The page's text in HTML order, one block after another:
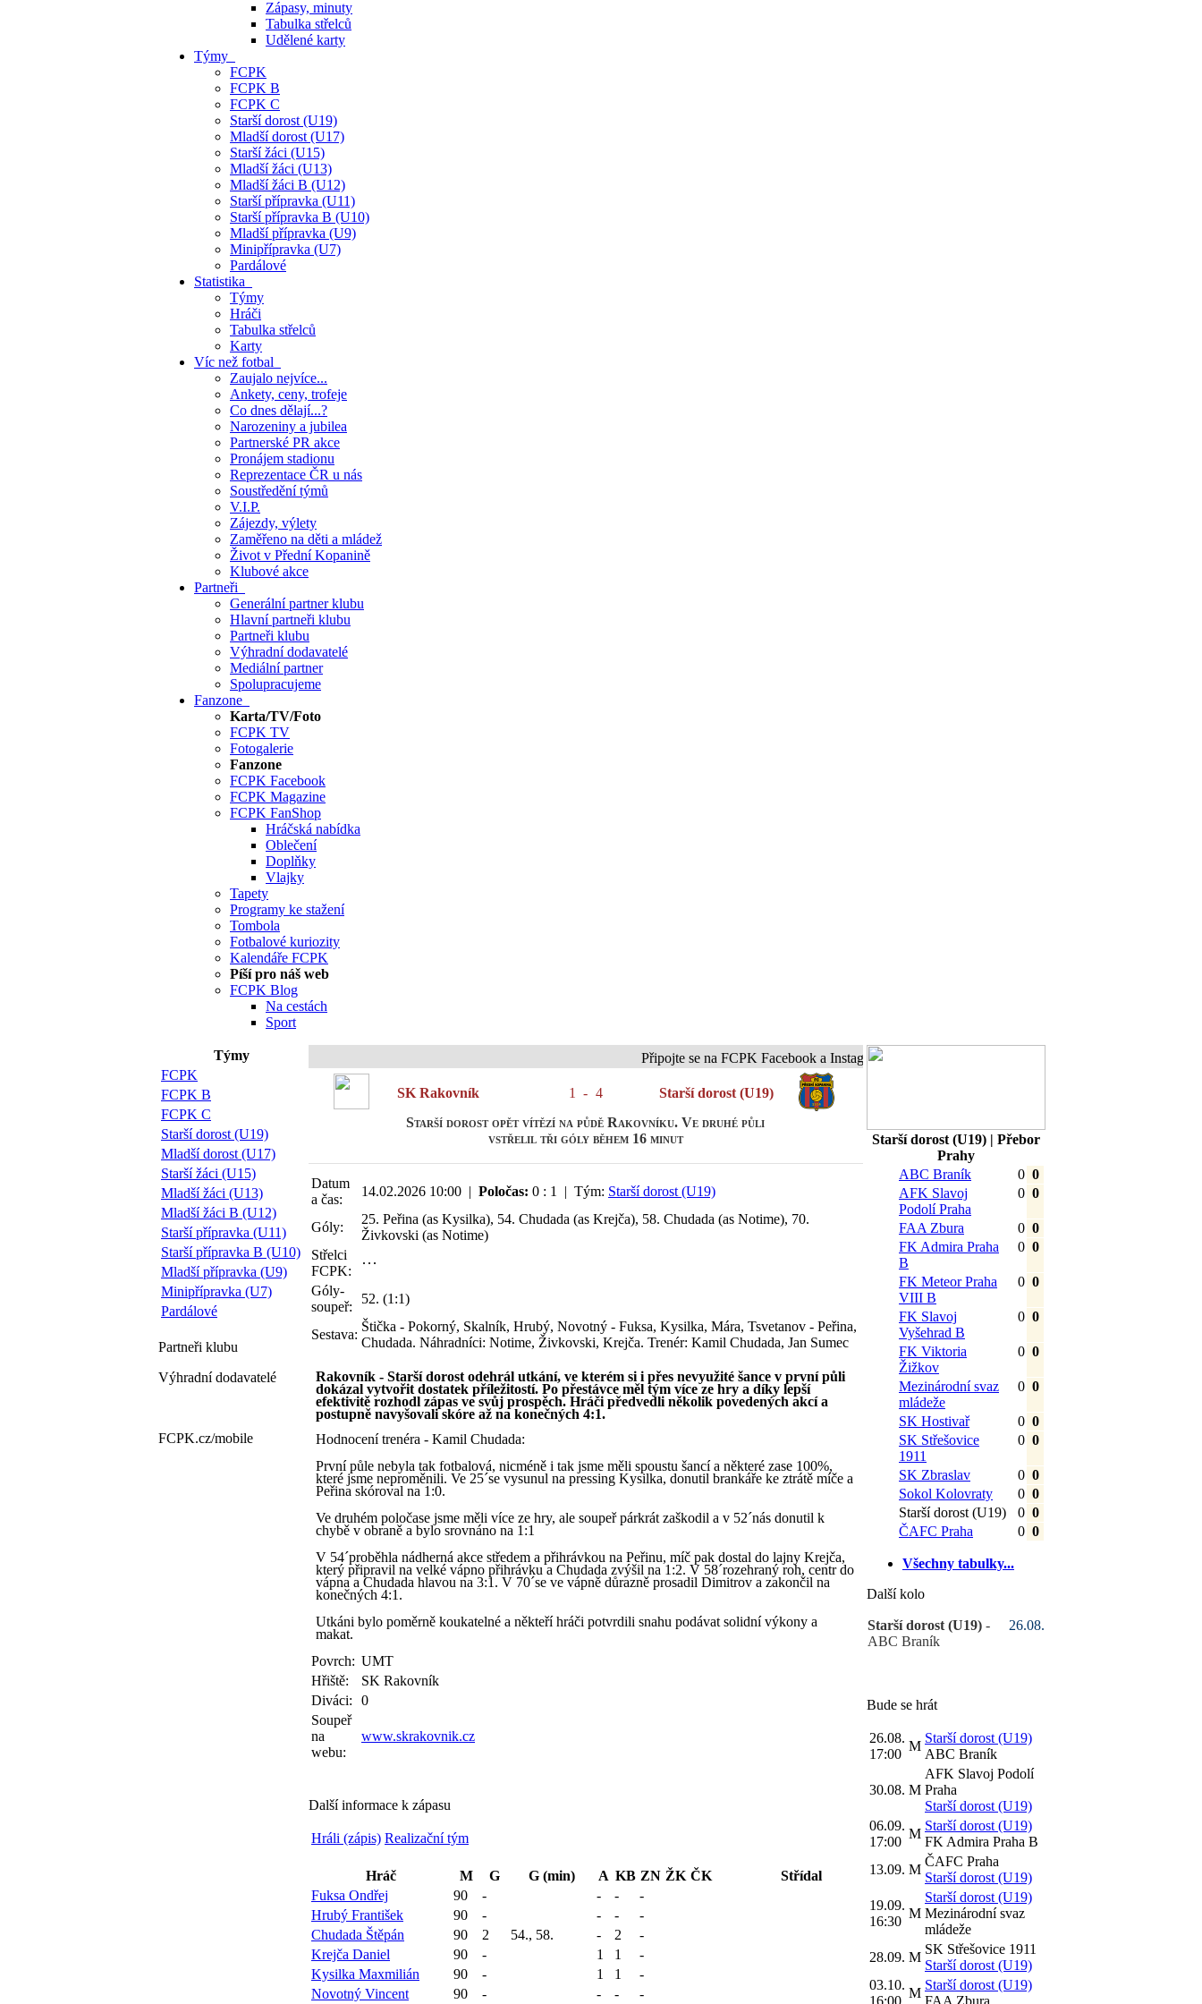
Zápasy, minuty
Tabulka střelců
Udělené karty
Týmy
FCPK
FCPK B
FCPK C
Starší dorost (U19)
Mladší dorost (U17)
Starší žáci (U15)
Mladší žáci (U13)
Mladší žáci B (U12)
Starší přípravka (U11)
Starší přípravka B (U10)
Mladší přípravka (U9)
Minipřípravka (U7)
Pardálové
Statistika
Týmy
Hráči
Tabulka střelců
Karty
Víc než fotbal
Zaujalo nejvíce...
Ankety, ceny, trofeje
Co dnes dělají...?
Narozeniny a jubilea
Partnerské PR akce
Pronájem stadionu
Reprezentace ČR u nás
Soustředění týmů
V.I.P.
Zájezdy, výlety
Zaměřeno na děti a mládež
Život v Přední Kopanině
Klubové akce
Partneři
Generální partner klubu
Hlavní partneři klubu
Partneři klubu
Výhradní dodavatelé
Mediální partner
Spolupracujeme
Fanzone
Karta/TV/Foto
FCPK TV
Fotogalerie
Fanzone
FCPK Facebook
FCPK Magazine
FCPK FanShop
Hráčská nabídka
Oblečení
Doplňky
Vlajky
Tapety
Programy ke stažení
Tombola
Fotbalové kuriozity
Kalendáře FCPK
Píší pro náš web
FCPK Blog
Na cestách
Sport
Týmy
FCPK
FCPK B
FCPK C
Starší dorost (U19)
Mladší dorost (U17)
Starší žáci (U15)
Mladší žáci (U13)
Mladší žáci B (U12)
Starší přípravka (U11)
Starší přípravka B (U10)
Mladší přípravka (U9)
Minipřípravka (U7)
Pardálové
Partneři klubu
Výhradní dodavatelé
FCPK.cz/mobile
Připojte se na FCPK Facebook a Instagram a buďte s námi online...
SK Rakovník 1 - 4
Starší dorost (U19)
Starší dorost opět vítězí na půdě Rakovníku. Ve druhé půli
vstřelil tři góly během 16 minut
Datum
a čas:
14.02.2026 10:00 | Poločas: 0 : 1 | Tým: Starší dorost (U19)
Góly:
25. Peřina (as Kysilka), 54. Chudada (as Krejča), 58. Chudada (as Notime), 70.
Živkovski (as Notime)
Střelci
FCPK:
Góly-
soupeř:
52. (1:1)
Sestava:
Štička - Pokorný, Skalník, Hrubý, Novotný - Fuksa, Kysilka, Mára, Tsvetanov - Peřina,
Chudada. Náhradníci: Notime, Živkovski, Krejča. Trenér: Kamil Chudada, Jan Sumec
Rakovník - Starší dorost odehrál utkání, ve kterém si i přes nevyužité šance v první půli
dokázal vytvořit dostatek příležitostí. Po přestávce měl tým více ze hry a díky lepší
efektivitě rozhodl zápas ve svůj prospěch. Hráči předvedli několik povedených akcí a
postupně navyšovali skóre až na konečných 4:1.
Hodnocení trenéra - Kamil Chudada:
První půle nebyla tak fotbalová, nicméně i tak jsme měli spoustu šancí a některé zase 100%,
které jsme neproměnili. Ve 25´se vysunul na pressing Kysilka, donutil brankáře ke ztrátě míče a
Peřina skóroval na 1:0.
Ve druhém poločase jsme měli více ze hry, ale soupeř párkrát zaškodil a v 52´nás donutil k
chybě v obraně a bylo srovnáno na 1:1
V 54´proběhla nádherná akce středem a přihrávkou na Peřinu, míč pak dostal do lajny Krejča,
který připravil na velké vápno přihrávku a Chudada zvýšil na 1:2. V 58´rozehraný roh, centr do
vápna a Chudada hlavou na 3:1. V 70´se ve vápně důrazně prosadil Dimitrov a zakončil na
konečných 4:1.
Utkáni bylo poměrně koukatelné a někteří hráči potvrdili snahu podávat solidní výkony a
makat.
Povrch: UMT
Hřiště:
SK Rakovník
Diváci:
0
Soupeř
na
webu:
www.skrakovnik.cz
Další informace k zápasu
Hráli (zápis) Realizační tým
Hráč M G G (min) A KB ZN ŽK ČK
Střídal
Fuksa Ondřej
90 - - -
-
Hrubý František
90 - - -
-
Chudada Štěpán
90 2 54., 58. - 2
-
Krejča Daniel
90 - 1 1
-
Kysilka Maxmilián
90 - 1 1
-
Novotný Vincent
90 - - - -
Starší dorost (U19) | Přebor
Prahy
ABC Braník
0 0
AFK Slavoj
Podolí Praha
0 0
FAA Zbura 0 0
FK Admira Praha
B
0 0
FK Meteor Praha
VIII B
0 0
FK Slavoj
Vyšehrad B
0 0
FK Viktoria
Žižkov
0 0
Mezinárodní svaz
mládeže
0 0
SK Hostivař 0 0
SK Střešovice
1911
0 0
SK Zbraslav 0 0
Sokol Kolovraty
0 0
Starší dorost (U19)
0 0
ČAFC Praha
0 0
Všechny tabulky...
Další kolo
Starší dorost (U19) -
ABC Braník
26.08.
Bude se hrát
26.08.
17:00
M
Starší dorost (U19)
ABC Braník
30.08. M
AFK Slavoj Podolí
Praha
Starší dorost (U19)
06.09.
17:00
M
Starší dorost (U19)
FK Admira Praha B
13.09. M
ČAFC Praha
Starší dorost (U19)
19.09.
16:30
M
Starší dorost (U19)
Mezinárodní svaz
mládeže
28.09. M
SK Střešovice 1911
Starší dorost (U19)
03.10.
16:00
M
Starší dorost (U19)
FAA Zbura